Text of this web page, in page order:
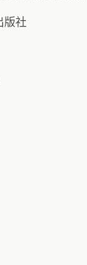
版社